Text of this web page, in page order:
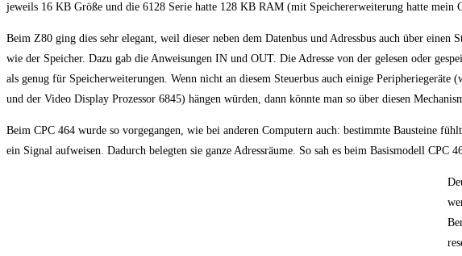
jeweils 16 KB Größe und die 6128 Serie hatte 128 KB RAM (mit Speichererweiterung hatte
Beim Z80 ging dies sehr elegant, weil dieser neben dem Datenbus und Adressbus auch über einen
wie der Speicher. Dazu gab die Anweisungen IN und OUT. Die Adresse von der gelesen oder
als genug für Speicherweiterungen. Wenn nicht an diesem Steuerbus auch einige
und der Video Display Prozessor 6845) hängen würden, dann könnte man so über diesen
Beim CPC 464 wurde so vorgegangen, wie bei anderen Computern auch: bestimmte Bausteine
ein Signal aufweisen. Dadurch belegten sie ganze Adressräume. So sah es beim Basismodell CPC